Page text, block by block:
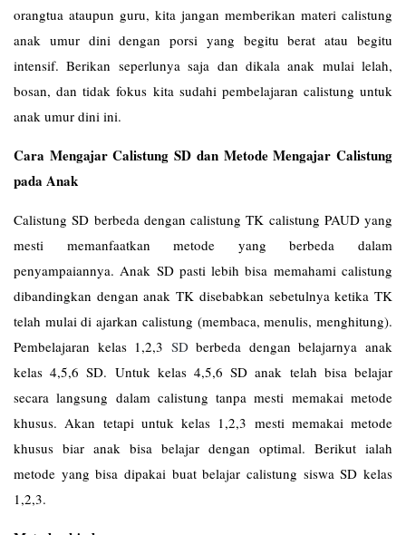
orangtua ataupun guru, kita jangan memberikan materi calistung
anak umur dini dengan porsi yang begitu berat atau begitu
intensif. Berikan seperlunya saja dan dikala anak mulai lelah,
bosan, dan tidak fokus kita sudahi pembelajaran calistung untuk
anak umur dini ini.
Cara Mengajar Calistung SD dan Metode Mengajar Calistung
pada Anak
Calistung SD berbeda dengan calistung TK calistung PAUD yang
mesti memanfaatkan metode yang berbeda dalam
penyampaiannya. Anak SD pasti lebih bisa memahami calistung
dibandingkan dengan anak TK disebabkan sebetulnya ketika TK
telah mulai di ajarkan calistung (membaca, menulis, menghitung).
Pembelajaran kelas 1,2,3 SDberbeda dengan belajarnya anak
kelas 4,5,6 SD. Untuk kelas 4,5,6 SD anak telah bisa belajar
secara langsung dalam calistung tanpa mesti memakai metode
khusus. Akan tetapi untuk kelas 1,2,3 mesti memakai metode
khusus biar anak bisa belajar dengan optimal. Berikut ialah
metode yang bisa dipakai buat belajar calistung siswa SD kelas
1,2,3.